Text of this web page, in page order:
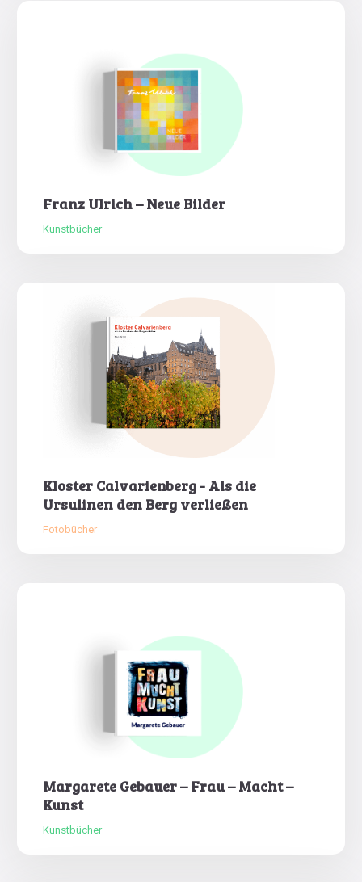
Franz Ulrich – Neue Bilder
Kunstbücher
Kloster Calvarienberg - Als die
Ursulinen den Berg verließen
Fotobücher
Margarete Gebauer – Frau – Macht –
Kunst
Kunstbücher